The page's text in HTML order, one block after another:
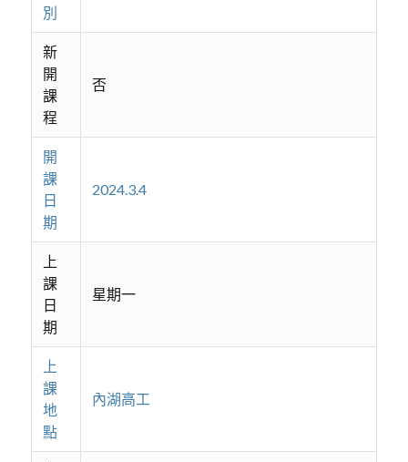
別
新
開
課
程
否
開
課
日
期
2024.3.4
上
課
日
期
星期一
上
課
地
點
內湖高工